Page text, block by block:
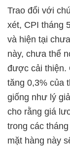
Trao đổi với
xét, CPI tháng
và hiện tại
này, chưa thể
được cải thiện.
tăng 0,3% của
giống như lý
cho rằng giá
trong các
mặt hàng này